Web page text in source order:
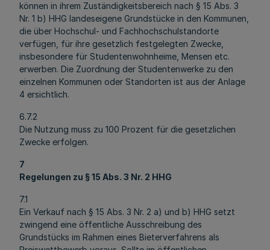
können in ihrem Zuständigkeitsbereich nach § 15 Abs. 3
Nr. 1 b) HHG landeseigene Grundstücke in den Kommunen,
die über Hochschul- und Fachhochschulstandorte
verfügen, für ihre gesetzlich festgelegten Zwecke,
insbesondere für Studentenwohnheime, Mensen etc.
erwerben. Die Zuordnung der Studentenwerke zu den
einzelnen Kommunen oder Standorten ist aus der Anlage
4 ersichtlich.
6.7.2
Die Nutzung muss zu 100 Prozent für die gesetzlichen
Zwecke erfolgen.
7
Regelungen zu § 15 Abs. 3 Nr. 2 HHG
7.1
Ein Verkauf nach § 15 Abs. 3 Nr. 2 a) und b) HHG setzt
zwingend eine öffentliche Ausschreibung des
Grundstücks im Rahmen eines Bieterverfahrens als